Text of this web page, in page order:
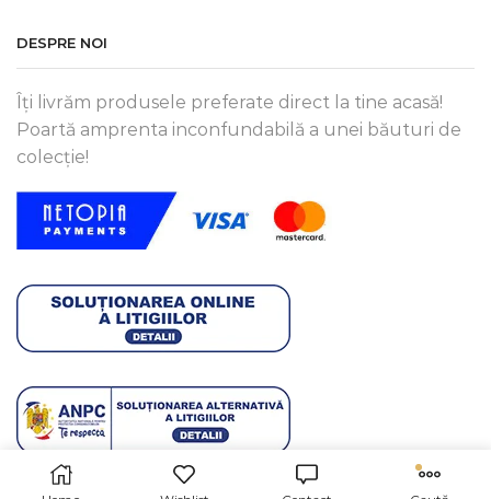
DESPRE NOI
Îți livrăm produsele preferate direct la tine acasă!
Poartă amprenta inconfundabilă a unei băuturi de
colecție!